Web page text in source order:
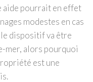
aide pourrait en effet
modestes en cas
dispositif va être
mer, alors pourquoi
est une